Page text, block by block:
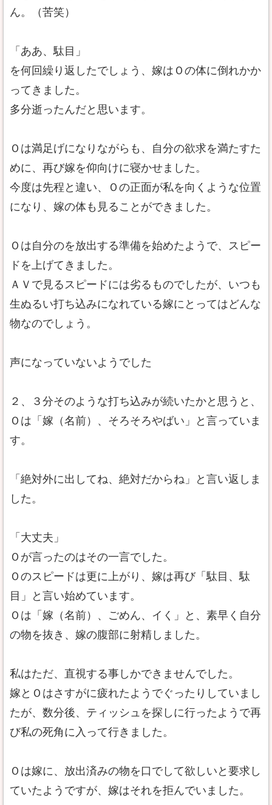
ん。（苦笑）
「ああ、駄目」
を何回繰り返したでしょう、嫁はＯの体に倒れかか
ってきました。
多分逝ったんだと思います。
Ｏは満足げになりながらも、自分の欲求を満たすた
めに、再び嫁を仰向けに寝かせました。
今度は先程と違い、Ｏの正面が私を向くような位置
になり、嫁の体も見ることができました。
Ｏは自分のを放出する準備を始めたようで、スピー
ドを上げてきました。
ＡＶで見るスピードには劣るものでしたが、いつも
生ぬるい打ち込みになれている嫁にとってはどんな
物なのでしょう。
声になっていないようでした
２、３分そのような打ち込みが続いたかと思うと、
Ｏは「嫁（名前）、そろそろやばい」と言っていま
す。
「絶対外に出してね、絶対だからね」と言い返しま
した。
「大丈夫」
Ｏが言ったのはその一言でした。
Ｏのスピードは更に上がり、嫁は再び「駄目、駄
目」と言い始めています。
Ｏは「嫁（名前）、ごめん、イく」と、素早く自分
の物を抜き、嫁の腹部に射精しました。
私はただ、直視する事しかできませんでした。
嫁とＯはさすがに疲れたようでぐったりしていまし
たが、数分後、ティッシュを探しに行ったようで再
び私の死角に入って行きました。
Ｏは嫁に、放出済みの物を口でして欲しいと要求し
ていたようですが、嫁はそれを拒んでいました。